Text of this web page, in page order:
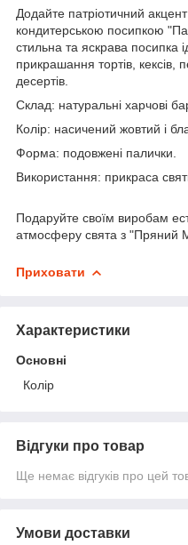
Додайте патріотичний
кондитерською посипкою
стильна та яскрава посипка
прикрашання тортів, кексів,
десертів.
Склад: натуральні харчові
Колір: насичений жовтий і
Форма: подовжені палички.
Використання: прикраса
Подаруйте своїм виробам
атмосферу свята з "Пряний
Приховати
Характеристики
Основні
Колір
Відгуки про товар
Ще немає відгуків про цей
Умови доставки